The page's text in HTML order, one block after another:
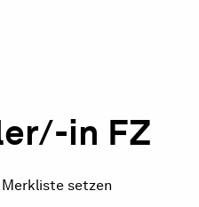
in FZ
setzen